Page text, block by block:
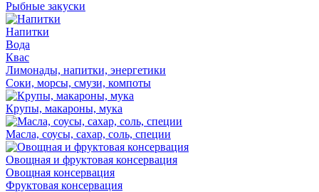
Рыбные закуски
Напитки
Вода
Квас
Лимонады, напитки, энергетики
Соки, морсы, смузи, компоты
Крупы, макароны, мука
Масла, соусы, сахар, соль, специи
Овощная и фруктовая консервация
Овощная консервация
Фруктовая консервация